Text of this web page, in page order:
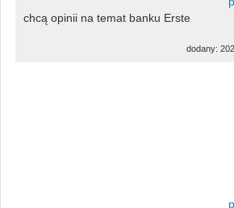
chcą opinii na temat banku Erste
dodany: